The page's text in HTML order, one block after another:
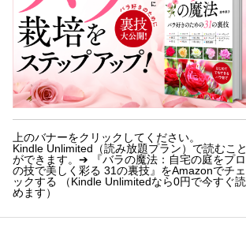
上のバナーをクリックしてください。
Kindle Unlimited（読み放題プラン）で読むこと
ができます。➔
『バラの魔法：自宅の庭をプロ
の技で美しく彩る 31の裏技』をAmazonでチェ
ックする （Kindle Unlimitedなら0円で今すぐ読
めます）